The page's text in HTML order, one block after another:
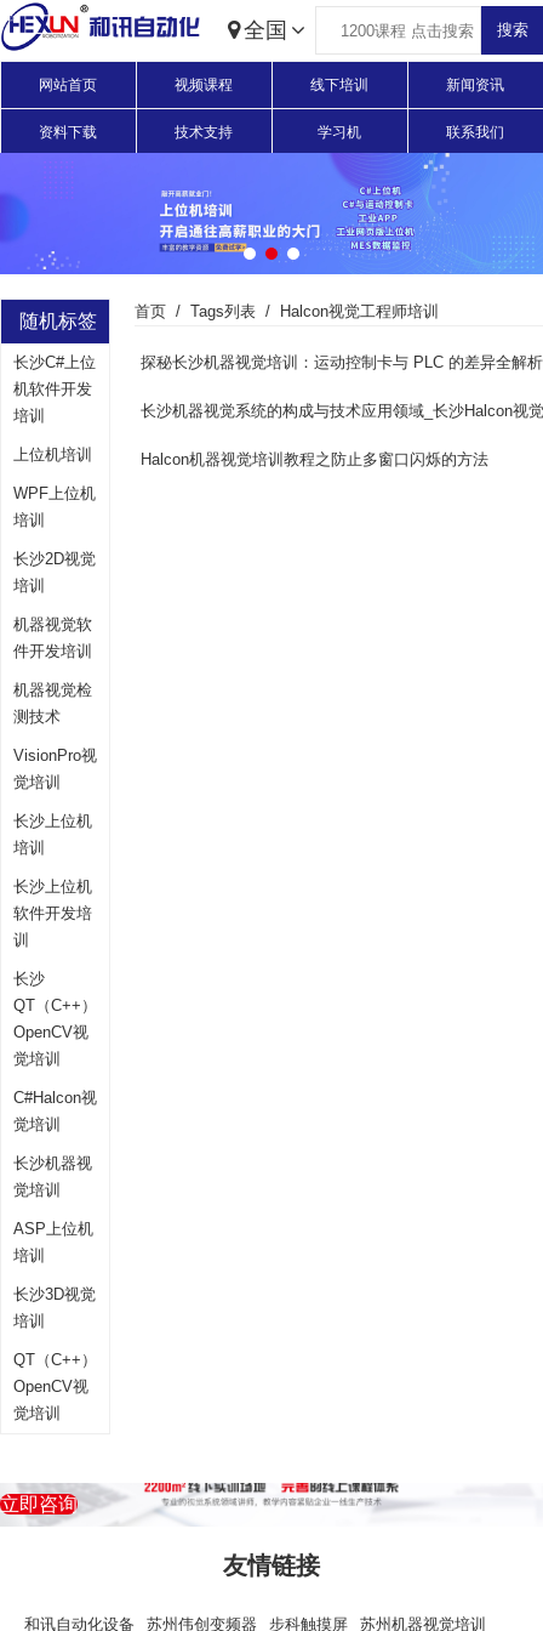
全国
网站首页 视频课程 线下培训 新闻资讯
资料下载 技术支持 学习机 联系我们
随机标签
长沙C#上位
机软件开发
培训
上位机培训
WPF上位机
培训
长沙2D视觉
培训
机器视觉软
件开发培训
机器视觉检
测技术
VisionPro视
觉培训
长沙上位机
培训
长沙上位机
软件开发培
训
长沙
QT（C++）
OpenCV视
觉培训
C#Halcon视
觉培训
长沙机器视
觉培训
ASP上位机
培训
长沙3D视觉
培训
QT（C++）
OpenCV视
觉培训
首页 Tags列表 Halcon视觉工程师培训
长沙机器视觉系统的构成与技术应用领域_长沙Halcon视
Halcon机器视觉培训教程之防止多窗口闪烁的方法
立即咨询
友情链接
和讯自动化设备 苏州伟创变频器 步科触摸屏 苏州机器视觉培训